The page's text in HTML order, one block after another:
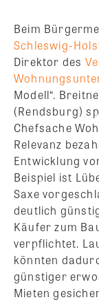
Beim
Schleswig-
Direktor des
Modell“.
(Rendsburg)
Chefsache
Relevanz
Entwicklung
Beispiel ist
Saxe
deutlich
Käufer zum
verpflichtet.
könnten
günstiger
Mieten